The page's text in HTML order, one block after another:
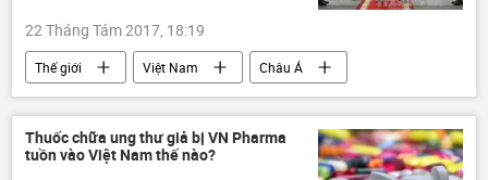
22 Tháng Tám 2017, 18:19
Thế giới Việt Nam
Châu Á
Indonesia
Nguyễn Phú Trọng
Thuốc chữa ung thư giả bị VN Pharma
tuồn vào Việt Nam thế nào?